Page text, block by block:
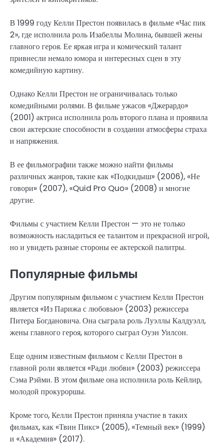
В 1999 году Келли Престон появилась в фильме «Час пик
2», где исполнила роль Изабеллы Молина, бывшей жены
главного героя. Ее яркая игра и комический талант
привнесли немало юмора и интересных сцен в эту
комедийную картину.
Однако Келли Престон не ограничивалась только
комедийными ролями. В фильме ужасов «Джерардо»
(2001) актриса исполнила роль второго плана и проявила
свои актерские способности в создании атмосферы страха
и напряжения.
В ее фильмографии также можно найти фильмы
различных жанров, такие как «Подкидыш» (2006), «Не
говори» (2007), «Quid Pro Quo» (2008) и многие
другие.
Фильмы с участием Келли Престон — это не только
возможность насладиться ее талантом и прекрасной игрой,
но и увидеть разные стороны ее актерской палитры.
Популярные фильмы
Другим популярным фильмом с участием Келли Престон
является «Из Парижа с любовью» (2003) режиссера
Питера Богдановича. Она сыграла роль Луэллы Калдуэлл,
жены главного героя, которого сыграл Оуэн Уилсон.
Еще одним известным фильмом с Келли Престон в
главной роли является «Ради любви» (2003) режиссера
Сэма Рэйми. В этом фильме она исполнила роль Кейлир,
молодой прокуроршы.
Кроме того, Келли Престон приняла участие в таких
фильмах, как «Твин Пикс» (2005), «Темный век» (1999)
и «Академия» (2017).